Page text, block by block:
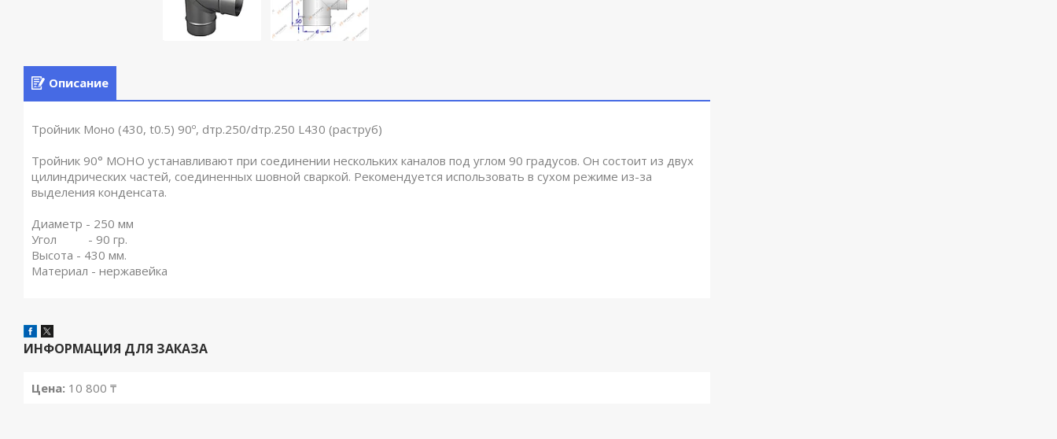
Описание
Тройник Моно (430, t0.5) 90º, dтр.250/dтр.250 L430 (раструб)
Тройник 90° МОНО устанавливают при соединении нескольких каналов под углом 90 градусов. Он состоит из двух
цилиндрических частей, соединенных шовной сваркой. Рекомендуется использовать в сухом режиме из-за
выделения конденсата.
Диаметр - 250 мм
Угол - 90 гр.
Высота - 430 мм.
Материал - нержавейка
ИНФОРМАЦИЯ ДЛЯ ЗАКАЗА
Цена: 10 800 ₸